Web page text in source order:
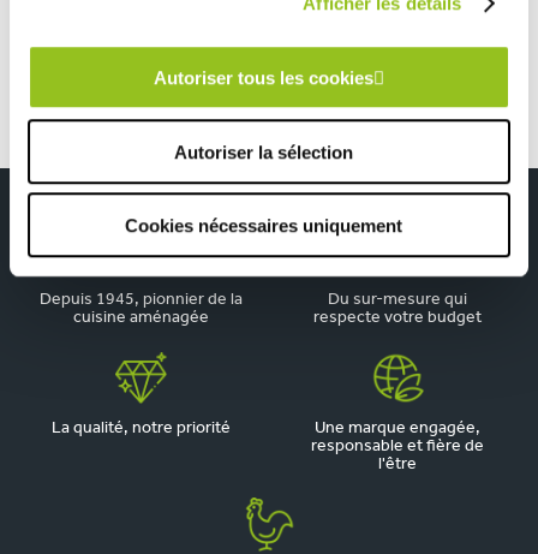
Autoriser tous les cookies
Autoriser la sélection
Cookies nécessaires uniquement
Depuis 1945, pionnier de la
cuisine aménagée
Du sur-mesure qui
respecte votre budget
La qualité, notre priorité
Une marque engagée,
responsable et fière de
l'être